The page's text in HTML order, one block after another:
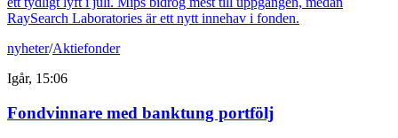
RaySearch Laboratories är ett nytt innehav i fonden.
nyheter/Aktiefonder
Igår, 15:06
Fondvinnare med banktung portfölj